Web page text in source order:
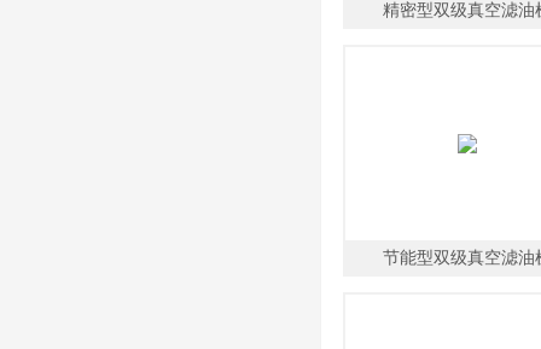
精密型双级真空滤油
节能型双级真空滤油